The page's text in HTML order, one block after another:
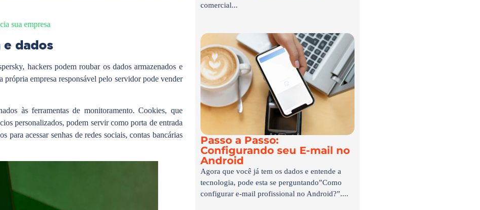
sua empresa
dados
hackers podem roubar os dados armazenados e
empresa responsável pelo servidor pode vender
às ferramentas de monitoramento. Cookies, que
personalizados, podem servir como porta de entrada
para acessar senhas de redes sociais, contas bancárias
comercial...
Passo a Passo:
Configurando seu E-mail no
Android
Agora que você já tem os dados e entende a
tecnologia, pode esta se perguntando”Como
configurar e-mail profissional no Android?”....